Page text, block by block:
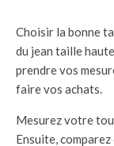
Choisir la bonne
du jean taille
prendre vos
faire vos achats.
Mesurez votre
Ensuite,